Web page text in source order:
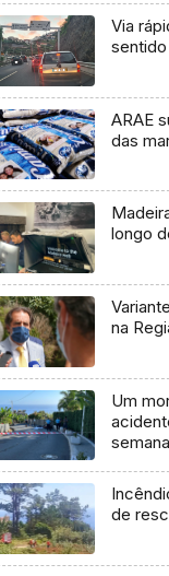
Via
sentido
ARAE
das
longo
na
Um
de